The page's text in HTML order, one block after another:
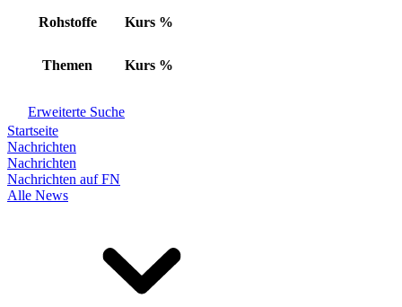
Rohstoffe Kurs %
Themen Kurs %
Erweiterte Suche
Startseite
Nachrichten
Nachrichten
Nachrichten auf FN
Alle News